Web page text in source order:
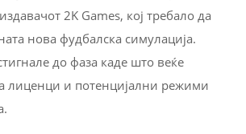
2K Games, кој требало да
нова фудбалска симулација.
до фаза каде што веќе
лиценци и потенцијални режими